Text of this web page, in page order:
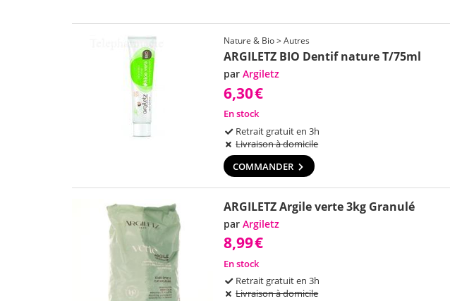
Nature & Bio > Autres
ARGILETZ BIO Dentif nature T/75ml
par Argiletz
6,30€
En stock
Retrait gratuit en 3h
Livraison à domicile
COMMANDER
ARGILETZ Argile verte 3kg Granulé
par Argiletz
8,99€
En stock
Retrait gratuit en 3h
Livraison à domicile